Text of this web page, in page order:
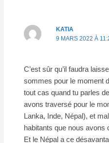
KATIA
9 MARS 2022 À
C’est sûr qu’il faudra
sommes pour le moment
tout cas quand tu parles
avons traversé pour le
Lanka, Inde, Népal), et
habitants que nous avons
Et le Népal a ce